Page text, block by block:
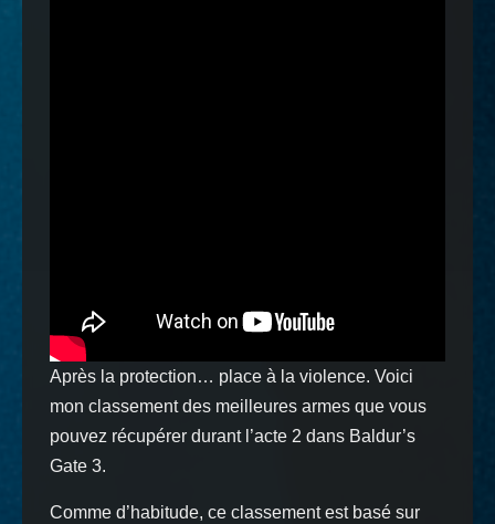
Après la protection… place à la violence. Voici
mon classement des meilleures armes que vous
pouvez récupérer durant l’acte 2 dans Baldur’s
Gate 3.
Comme d’habitude, ce classement est basé sur